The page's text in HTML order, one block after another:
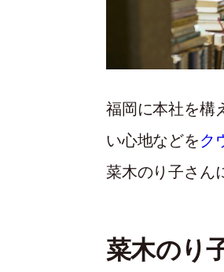
福岡に本社を構
い心地などをク
菜木のり子さん
菜木のり